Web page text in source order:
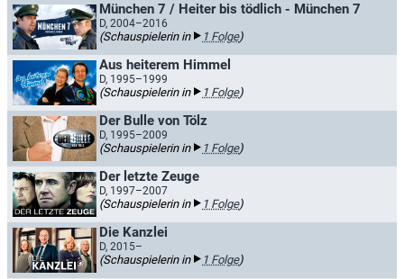
München 7 / Heiter bis tödlich - München 7
D, 2004–2016
(Schauspielerin in 1 Folge)
Aus heiterem Himmel
D, 1995–1999
(Schauspielerin in 1 Folge)
Der Bulle von Tölz
D, 1995–2009
(Schauspielerin in 1 Folge)
Der letzte Zeuge
D, 1997–2007
(Schauspielerin in 1 Folge)
Die Kanzlei
D, 2015–
(Schauspielerin in 1 Folge)